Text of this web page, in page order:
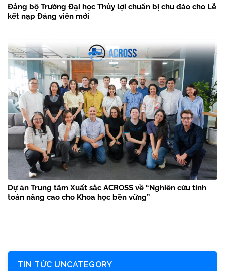
Đảng bộ Trường Đại học Thủy lợi chuẩn bị chu đáo cho Lễ
kết nạp Đảng viên mới
Dự án Trung tâm Xuất sắc ACROSS về “Nghiên cứu tính
toán nâng cao cho Khoa học bền vững”
TIN TỨC UNCATEGORY